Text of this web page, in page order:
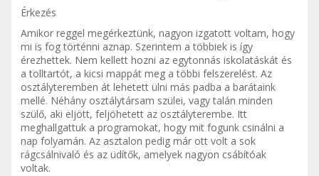
Érkezés
Amikor reggel megérkeztünk, nagyon izgatott voltam, hogy
mi is fog történni aznap. Szerintem a többiek is így
érezhettek. Nem kellett hozni az egytonnás iskolatáskát és
a tolltartót, a kicsi mappát meg a többi felszerelést. Az
osztályteremben át lehetett ülni más padba a barátaink
mellé. Néhány osztálytársam szülei, vagy talán minden
szülő, aki eljött, feljöhetett az osztályterembe. Itt
meghallgattuk a programokat, hogy mit fogunk csinálni a
nap folyamán. Az asztalon pedig már ott volt a sok
rágcsálnivaló és az üdítők, amelyek nagyon csábítóak
voltak.